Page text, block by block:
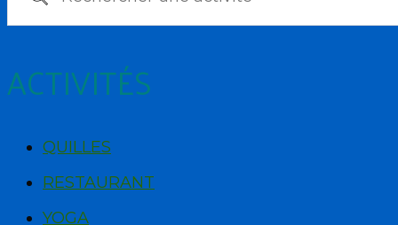
ACTIVITÉS
QUILLES
RESTAURANT
YOGA